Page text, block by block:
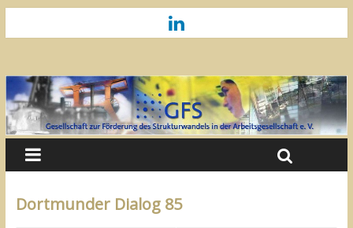
Dortmunder Dialog 85